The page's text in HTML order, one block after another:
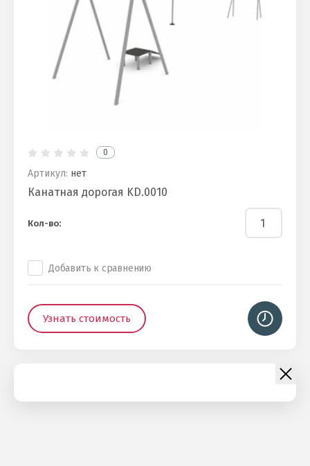
0
Артикул: нет
Канатная дорогая KD.0010
Кол-во:
Добавить к сравнению
Узнать стоимость